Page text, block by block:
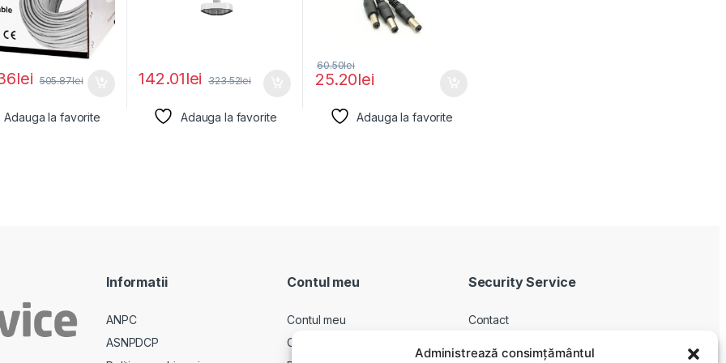
Administrează consimțământul
lei 505.87lei
Adauga la favorite
142.01lei 323.52lei
Adauga la favorite
25.20lei
60.50lei
Adauga la favorite
Informatii
ANPC
ASNPDCP
Contul meu
Contul meu
Comenzi
Security Service
Contact